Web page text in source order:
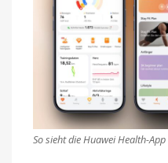
So sieht die Huawei Health-